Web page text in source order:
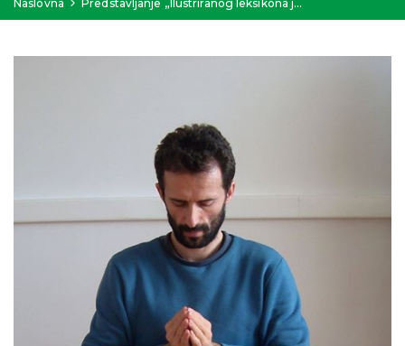
Naslovna Predstavljanje „Ilustriranog leksikona j…